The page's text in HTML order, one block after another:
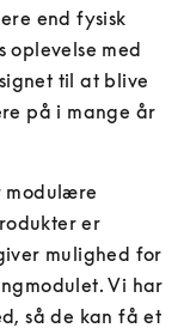
end fysisk
oplevelse med
til at blive
på i mange år
modulære
er
mulighed for
Vi har
så de kan få et